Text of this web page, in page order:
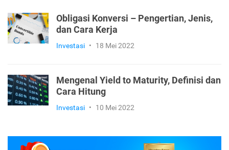
Obligasi Konversi – Pengertian, Jenis,
dan Cara Kerja
Investasi • 18 Mei 2022
Mengenal Yield to Maturity, Definisi dan
Cara Hitung
Investasi • 10 Mei 2022